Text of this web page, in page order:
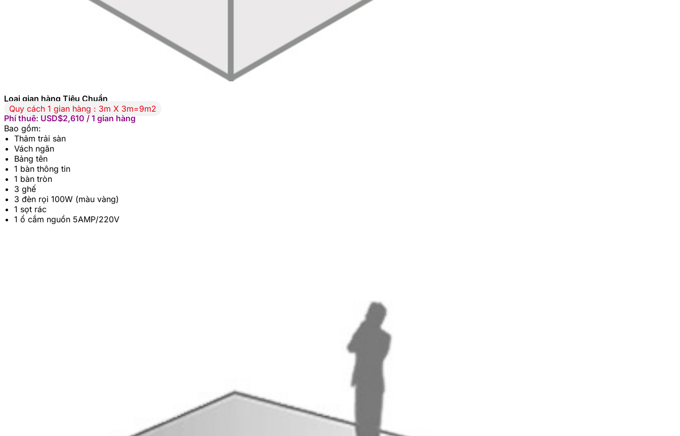
Loại gian hàng Tiêu Chuẩn
Quy cách 1 gian hàng : 3m X 3m=9m2
Phí thuê: USD$2,610 / 1 gian hàng
Bao gồm:
Thảm trải sàn
Vách ngăn
Bảng tên
1 bàn thông tin
1 bàn tròn
3 ghế
3 đèn rọi 100W (màu vàng)
1 sọt rác
1 ổ cắm nguồn 5AMP/220V